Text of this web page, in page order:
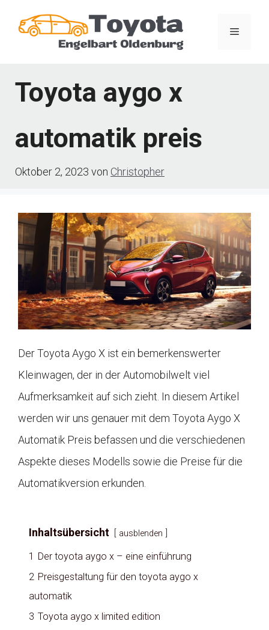
Inhalt
Menü
Toyota aygo x
automatik preis
Oktober 2, 2023 von Christopher
Der Toyota Aygo X ist ein bemerkenswerter
Kleinwagen, der in der Automobilwelt viel
Aufmerksamkeit auf sich zieht. In diesem Artikel
werden wir uns genauer mit dem Toyota Aygo X
Automatik Preis befassen und die verschiedenen
Aspekte dieses Modells sowie die Preise für die
Automatikversion erkunden.
Inhaltsübersicht ausblenden
1 Der toyota aygo x – eine einführung
2 Preisgestaltung für den toyota aygo x
automatik
3 Toyota aygo x limited edition